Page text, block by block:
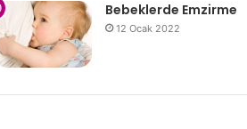
Bebeklerde Emzirme
12 Ocak 2022